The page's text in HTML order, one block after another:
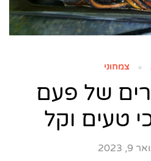
צמחוני
של פעם
טעים וקל
9, 2023